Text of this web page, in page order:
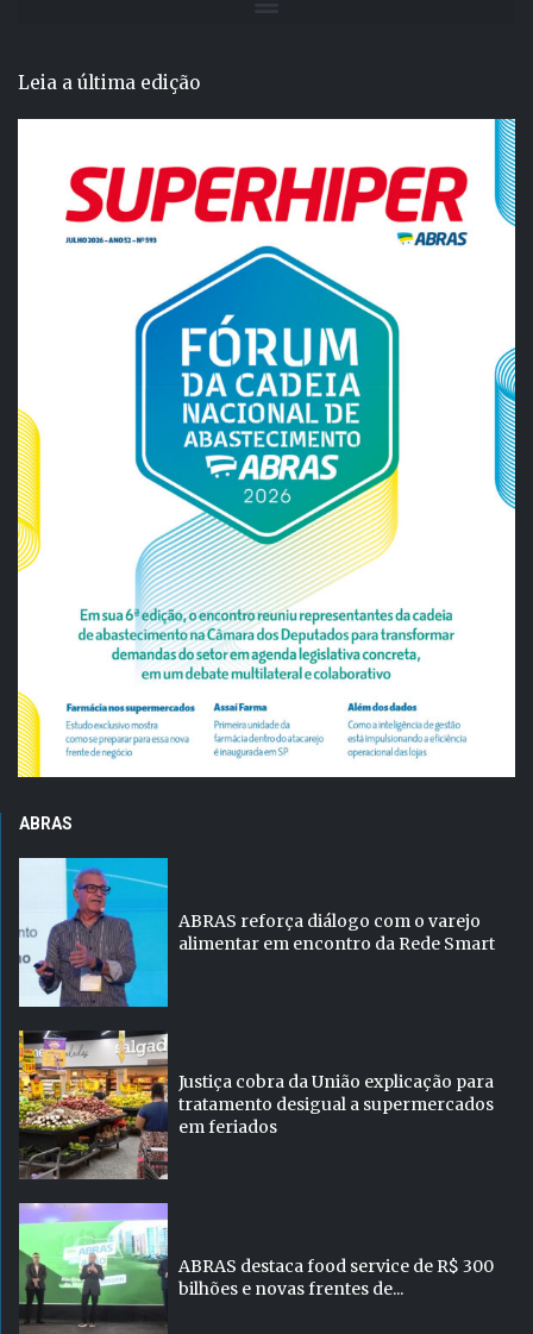
Leia a última edição
ABRAS
ABRAS reforça diálogo com o varejo
alimentar em encontro da Rede Smart
Justiça cobra da União explicação para
tratamento desigual a supermercados
em feriados
ABRAS destaca food service de R$ 300
bilhões e novas frentes de...